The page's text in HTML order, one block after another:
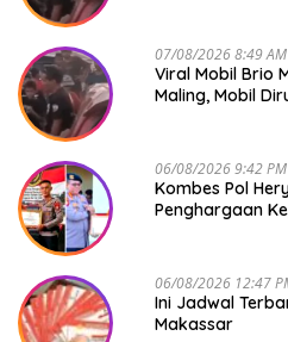
07/08/2026 8:49 AM
Viral Mobil Brio
Maling, Mobil
06/08/2026 9:42 PM
Kombes Pol
Penghargaan
06/08/2026 12:47
Ini Jadwal
Makassar